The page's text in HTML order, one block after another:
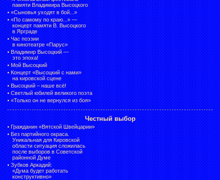
памяти Владимира Высоцкого
• «Сыновья уходят в бой...»
• «По самому по краю...» —
концерт памяти В. Высоцкого
в Ярграде
• Час поэзии
в кинотеатре «Парус»
• Владимир Высоцкий —
это эпоха!
• Мой Высоцкий
• Концерт «Высоцкий с нами»
на кировской сцене
• Высоцкий – наше всё!
• Светлый юбилей великого поэта
• «Только он не вернулся из боя»
Честный выбор
• Гражданин «Вятской Швейцарии»
• Без партийного окраса.
Уникальная для Кировской
области ситуация сложилась
после выборов в Советской
районной Думе
• Зубков Аркадий:
«Дума будет работать
конструктивно»